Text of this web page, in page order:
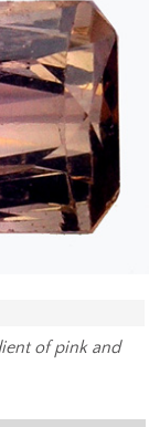
of pink and